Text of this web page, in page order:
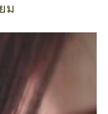
ม